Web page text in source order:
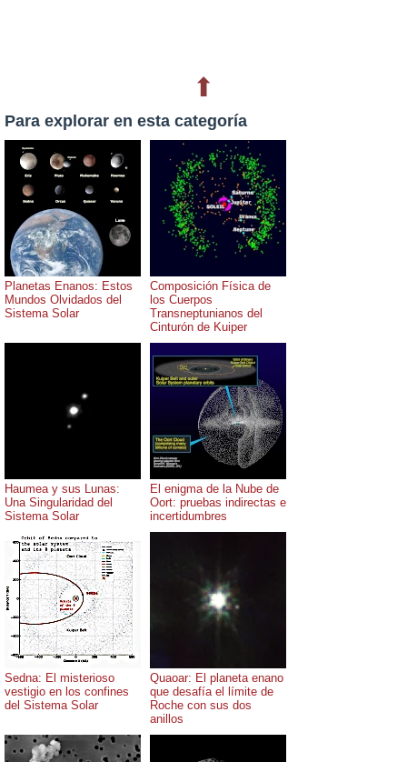
⬆
Para explorar en esta categoría
Planetas Enanos: Estos
Mundos Olvidados del
Sistema Solar
Composición Física de
los Cuerpos
Transneptunianos del
Cinturón de Kuiper
Haumea y sus Lunas:
Una Singularidad del
Sistema Solar
El enigma de la Nube de
Oort: pruebas indirectas e
incertidumbres
Sedna: El misterioso
vestigio en los confines
del Sistema Solar
Quaoar: El planeta enano
que desafía el límite de
Roche con sus dos
anillos